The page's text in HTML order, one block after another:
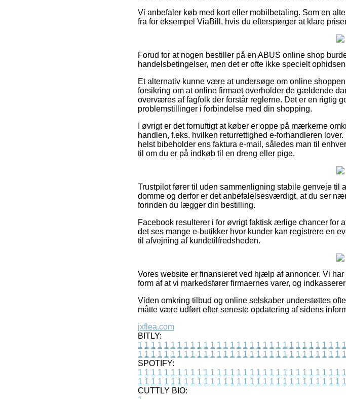
Vi anbefaler køb med kort eller mobilbetaling. Som en
fra for eksempel ViaBill, hvis du efterspørger at klare
Forud for at nogen bestiller på en ABUS online shop
handelsbetingelser, men det er ofte ikke specielt
Et alternativ kunne være at undersøge om online
forsikring om at online firmaet overholder de gældende
overværes af fagfolk der forstår reglerne. Det er en rigtig
problemstillinger i forbindelse med din shopping.
I øvrigt er det fornuftigt at køber er oppe på mærkerne
handlen, f.eks. hvilken returrettighed e-forhandleren
helst bibeholder ens faktura e-mail, således man til
til om du er på indkøb til en dreng eller pige.
Trustpilot fører til uden sammenligning stabile genveje
domme og derfor er det anbefalelsesværdigt, at du ser
forinden du lægger din bestilling.
Facebook resulterer i for øvrigt faktisk ærlige chancer for
det ses mange e-butikker hvor kunder kan registrere en
til afvejning af kundetilfredsheden.
Vores website er finansieret ved hjælp af annoncer. Vi
form af at vi markedsfører firmaernes varer, og
Viden omkring tilbud og online selskaber understøttes
måtte være udført efter seneste opdatering af sidens
jxflea.com
BITLY:
1 1 1 1 1 1 1 1 1 1 1 1 1 1 1 1 1 1 1 1 1 1 1 1 1 1 1 1 1 1 1 1
1 1 1 1 1 1 1 1 1 1 1 1 1 1 1 1 1 1 1 1 1 1 1 1 1 1 1 1 1 1 1 1
SPOTIFY:
1 1 1 1 1 1 1 1 1 1 1 1 1 1 1 1 1 1 1 1 1 1 1 1 1 1 1 1 1 1 1 1
1 1 1 1 1 1 1 1 1 1 1 1 1 1 1 1 1 1 1 1 1 1 1 1 1 1 1 1 1 1 1 1
CUTTLY BIO: